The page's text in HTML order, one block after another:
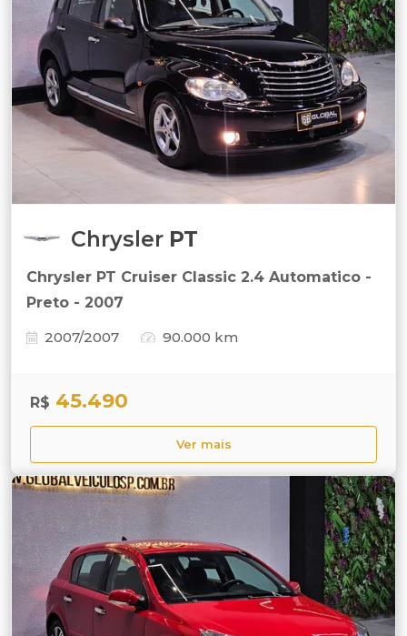
Chrysler PT
Chrysler PT Cruiser Classic 2.4 Automatico -
Preto - 2007
2007/2007
90.000 km
R$ 45.490
Ver mais